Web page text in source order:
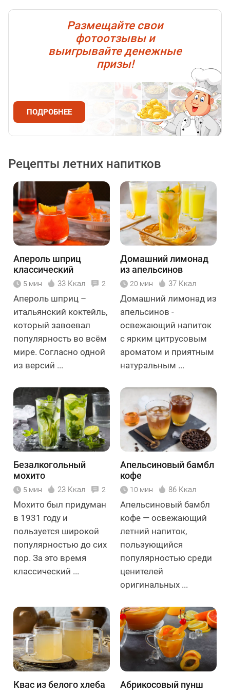
Размещайте свои
фотоотзывыи
выигрывайте денежные
призы!
ПОДРОБНЕЕ
Рецепты летних напитков
Апероль шприц
классический
5 мин 33 Ккал 2
Апероль шприц –
итальянский коктейль,
который завоевал
популярность во всём
мире. Согласно одной
из версий ...
Домашний лимонад
из апельсинов
20 мин 37 Ккал
Домашний лимонад из
апельсинов -
освежающий напиток
с ярким цитрусовым
ароматом и приятным
натуральным ...
Безалкогольный
мохито
5 мин 23 Ккал 2
Мохито был придуман
в 1931 году и
пользуется широкой
популярностью до сих
пор. За это время
классический ...
Апельсиновый бамбл
кофе
10 мин 86 Ккал
Апельсиновый бамбл
кофе — освежающий
летний напиток,
пользующийся
популярностью среди
ценителей
оригинальных ...
Квас из белого хлеба Абрикосовый пунш